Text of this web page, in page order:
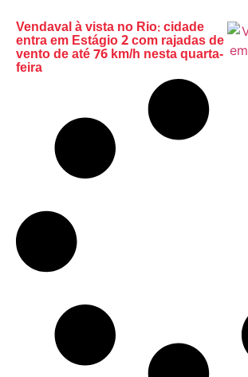
Vendaval à vista no Rio: cidade
entra em Estágio 2 com rajadas de
vento de até 76 km/h nesta quarta-
feira